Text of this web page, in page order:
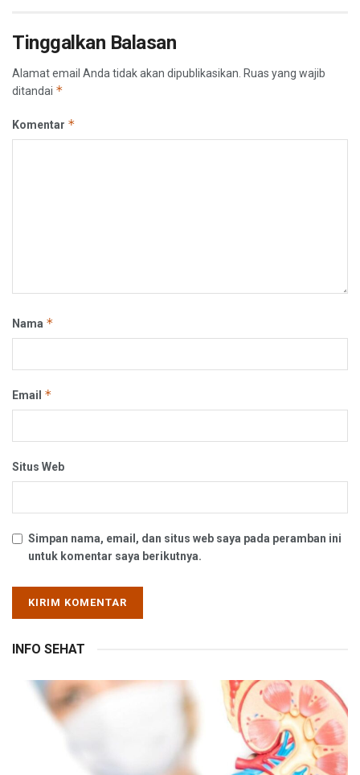
Tinggalkan Balasan
Alamat email Anda tidak akan dipublikasikan. Ruas yang wajib
ditandai *
Komentar *
Nama *
Email *
Situs Web
Simpan nama, email, dan situs web saya pada peramban ini
untuk komentar saya berikutnya.
INFO SEHAT